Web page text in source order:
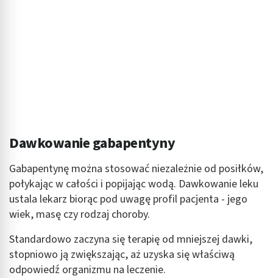
Dawkowanie gabapentyny
Gabapentynę można stosować niezależnie od posiłków,
połykając w całości i popijając wodą. Dawkowanie leku
ustala lekarz biorąc pod uwagę profil pacjenta - jego
wiek, masę czy rodzaj choroby.
Standardowo zaczyna się terapię od mniejszej dawki,
stopniowo ją zwiększając, aż uzyska się właściwą
odpowiedź organizmu na leczenie.